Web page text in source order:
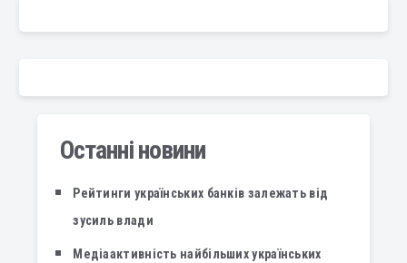
Останні новини
Рейтинги українських банків залежать від
зусиль влади
Медіаактивність найбільших українських